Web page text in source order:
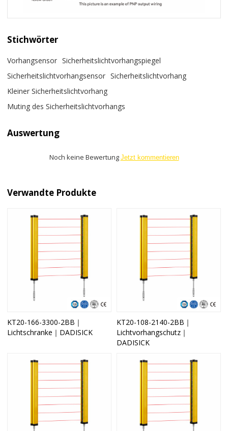
Stichwörter
Vorhangsensor Sicherheitslichtvorhangspiegel
Sicherheitslichtvorhangsensor Sicherheitslichtvorhang
Kleiner Sicherheitslichtvorhang
Muting des Sicherheitslichtvorhangs
Auswertung
Noch keine Bewertung Jetzt kommentieren
Verwandte Produkte
KT20-166-3300-2BB｜
Lichtschranke｜DADISICK
KT20-108-2140-2BB｜
Lichtvorhangschutz｜
DADISICK